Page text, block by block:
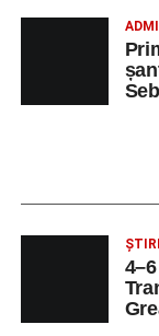
spital
strada
Accident
de 66 de